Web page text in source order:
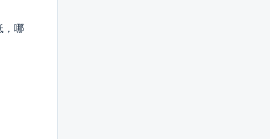
，哪